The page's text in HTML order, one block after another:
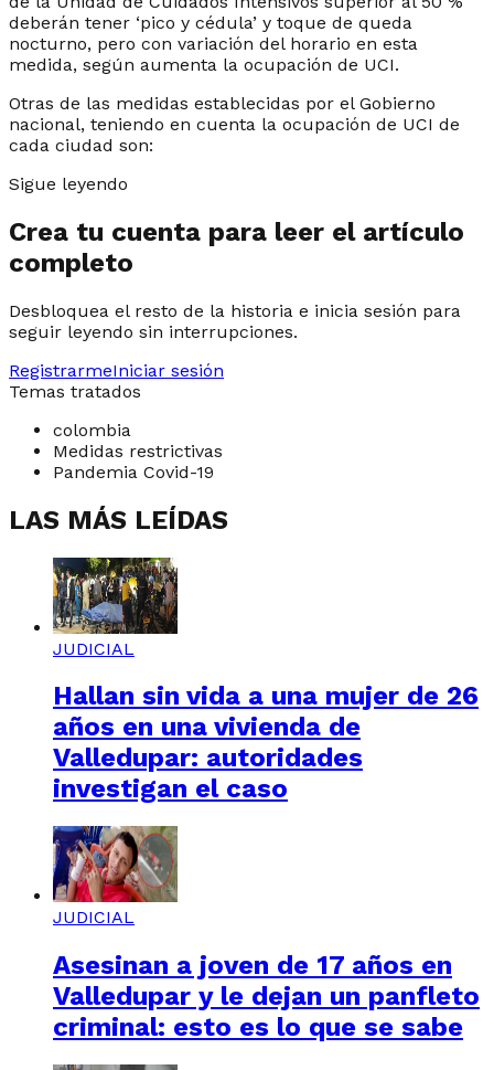
deberán tener ‘pico y cédula’ y toque de queda
nocturno, pero con variación del horario en esta
medida, según aumenta la ocupación de UCI.
Otras de las medidas establecidas por el Gobierno
nacional, teniendo en cuenta la ocupación de UCI de
cada ciudad son:
Sigue leyendo
Crea tu cuenta para leer el artículo
completo
Desbloquea el resto de la historia e inicia sesión para
seguir leyendo sin interrupciones.
RegistrarmeIniciar sesión
Temas tratados
colombia
Medidas restrictivas
Pandemia Covid-19
LAS MÁS LEÍDAS
JUDICIAL
Hallan sin vida a una mujer de 26
años en una vivienda de
Valledupar: autoridades
investigan el caso
JUDICIAL
Asesinan a joven de 17 años en
Valledupar y le dejan un panfleto
criminal: esto es lo que se sabe